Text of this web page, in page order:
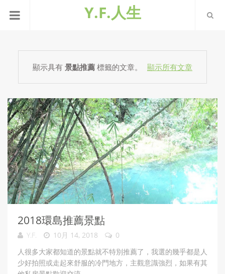
Y.F.人生
顯示具有景點推薦標籤的文章。 顯示所有文章
2018環島推薦景點
Y.F. 10月 14, 2018
0
人很多大家都知道的景點就不特別推薦了，我選的幾乎都是人
少好拍照或走起來舒服的冷門地方，主觀意識強烈，如果有其